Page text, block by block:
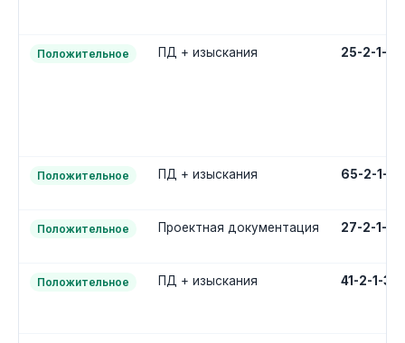
Положительное ПД + изыскания 25-2-1-
Положительное ПД + изыскания 65-2-1-
Положительное Проектная документация 27-2-1-
Положительное ПД + изыскания 41-2-1-3-